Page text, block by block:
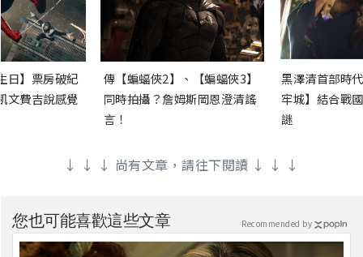
日】票房破紀
文費吉說感覺
傳【蝙蝠俠2】、【蝙蝠俠3】
同時拍攝？詹姆斯岡恩澄清謠
言！
黑澤清首部時
牢城】結合戰
謎
↓ ↓ ↓ 尚有文章，請往下閱讀 ↓ ↓ ↓
您也可能喜歡這些文章 Recommended by